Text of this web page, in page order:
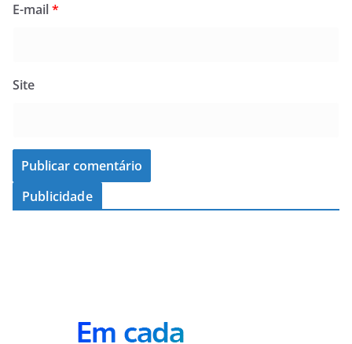
E-mail*
Site
Publicidade